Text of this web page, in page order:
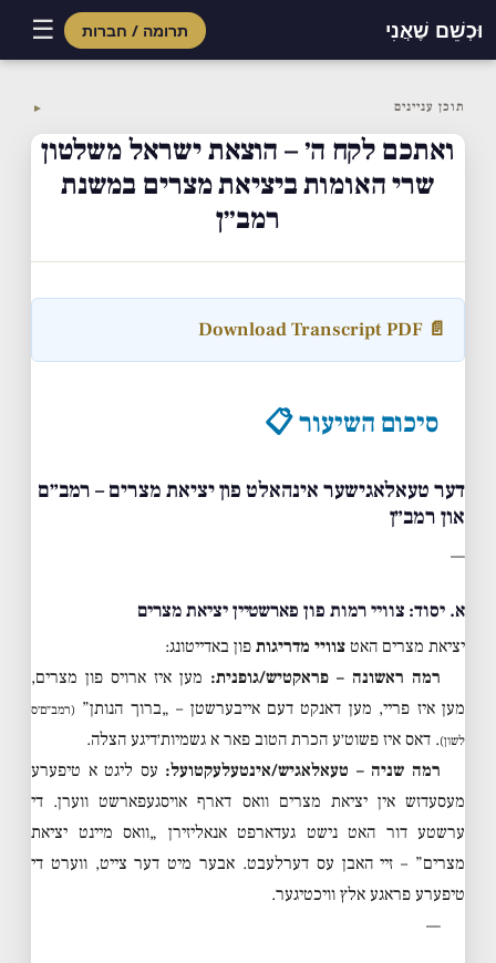
וּכְשֵׁם שֶׁאֲנִי תרומה / חברות ☰
content
תוכן עניינים ▼
ואתכם לקח ה׳ – הוצאת ישראל משלטון
שרי האומות ביציאת מצרים במשנת
רמב״ן
📄 Download Transcript PDF
סיכום השיעור 📋
דער טעאלאגישער אינהאלט פון יציאת מצרים – רמב״ם
און רמב״ן
—
א. יסוד: צוויי רמות פון פארשטיין יציאת מצרים
יציאת מצרים האט צוויי מדריגות פון באדייטונג:
רמה ראשונה – פראקטיש/גופנית: מען איז ארויס פון מצרים,
מען איז פריי, מען דאנקט דעם אייבערשטן – „ברוך הנותן” (רמב״ם׳ס
לשון). דאס איז פשוט׳ע הכרת הטוב פאר א גשמיות׳דיגע הצלה.
רמה שניה – טעאלאגיש/אינטעלעקטועל: עס ליגט א טיפערע
מעסעדזש אין יציאת מצרים וואס דארף אויסגעפארשט ווערן. די
ערשטע דור האט נישט געדארפט אנאליזירן „וואס מיינט יציאת
מצרים” – זיי האבן עס דערלעבט. אבער מיט דער צייט, ווערט די
טיפערע פראגע אלץ וויכטיגער.
—